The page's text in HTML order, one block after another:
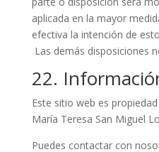
aplicada en la mayor
efectiva la intención de
Las demás disposiciones
22.
Este sitio web es
María Teresa San Miguel
Puedes contactar con